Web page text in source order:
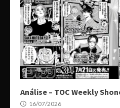
Análise – TOC Weekly
16/07/2026